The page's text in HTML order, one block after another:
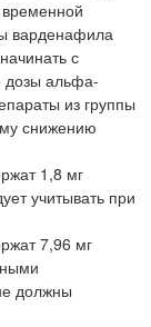
варденафила
с
дозы альфа-
из группы
снижению
1,8 мг
учитывать при
7,96 мг
должны